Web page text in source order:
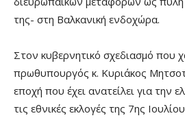
της- στη Βαλκανική ενδοχώρα.
Στον κυβερνητικό σχεδιασμό που
πρωθυπουργός κ. Κυριάκος
εποχή που έχει ανατείλει για την
τις εθνικές εκλογές της 7ης